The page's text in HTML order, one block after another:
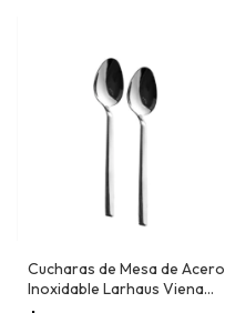
Cucharas de Mesa de Acero
Inoxidable Larhaus Viena
20,3cm